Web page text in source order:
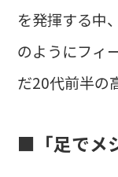
を発揮する中
のようにフィ
だ20代前半の
■「足でメ